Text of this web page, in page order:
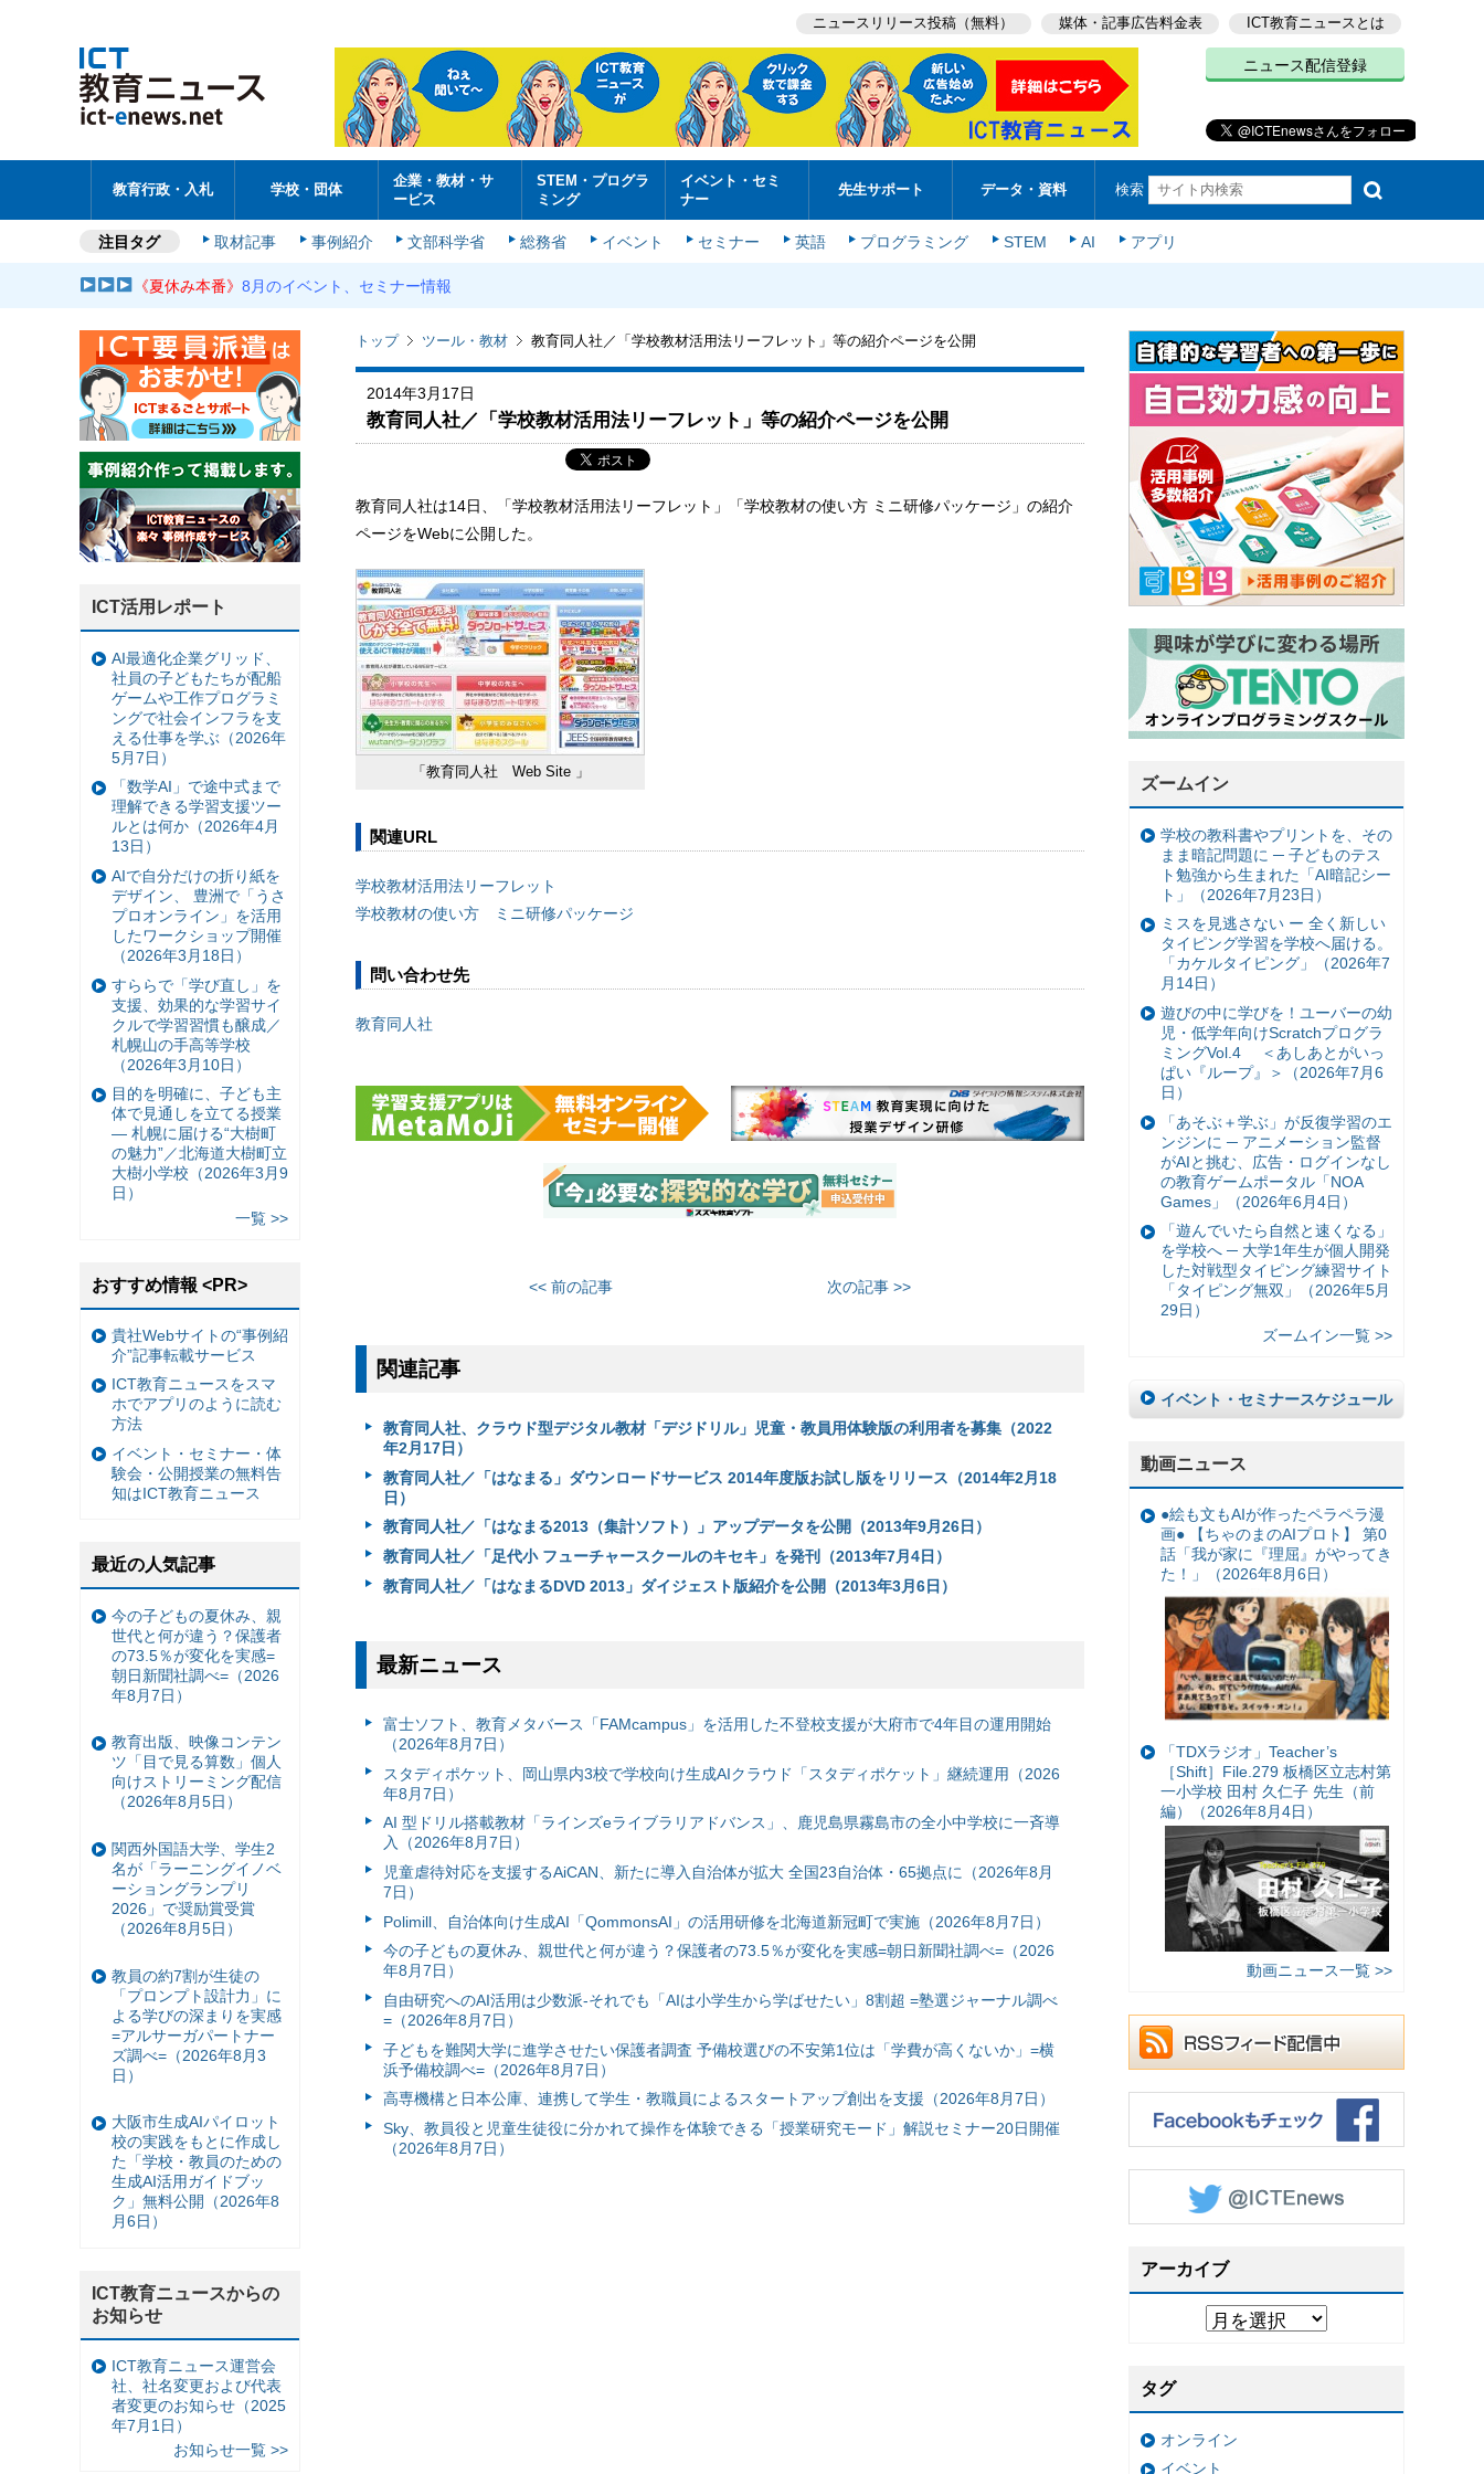
ニュースリリース投稿（無料） 媒体・記事広告料金表 ICT教育ニュースとは
ニュース配信登録
教育行政・入札 学校・団体
企業・教材・サ
ービス
STEM・プログラ
ミング
イベント・セミ
ナー
先生サポート データ・資料 検索
注目タグ 取材記事 事例紹介 文部科学省 総務省 イベント セミナー 英語 プログラミング STEM AI アプリ
《夏休み本番》8月のイベント、セミナー情報
トップ ツール・教材 教育同人社／「学校教材活用法リーフレット」等の紹介ページを公開
2014年3月17日
教育同人社／「学校教材活用法リーフレット」等の紹介ページを公開
教育同人社は14日、「学校教材活用法リーフレット」「学校教材の使い方 ミニ研修パッケージ」の紹介
ページをWebに公開した。
「教育同人社 Web Site 」
関連URL
学校教材活用法リーフレット
学校教材の使い方 ミニ研修パッケージ
問い合わせ先
教育同人社
<< 前の記事 次の記事 >>
関連記事
教育同人社、クラウド型デジタル教材「デジドリル」児童・教員用体験版の利用者を募集（2022
年2月17日）
教育同人社／「はなまる」ダウンロードサービス 2014年度版お試し版をリリース（2014年2月18
日）
教育同人社／「はなまる2013（集計ソフト）」アップデータを公開（2013年9月26日）
教育同人社／「足代小 フューチャースクールのキセキ」を発刊（2013年7月4日）
教育同人社／「はなまるDVD 2013」ダイジェスト版紹介を公開（2013年3月6日）
最新ニュース
富⼠ソフト、教育メタバース「FAMcampus」を活用した不登校支援が大府市で4年目の運用開始
（2026年8月7日）
スタディポケット、岡山県内3校で学校向け生成AIクラウド「スタディポケット」継続運用（2026
年8月7日）
AI 型ドリル搭載教材「ラインズeライブラリアドバンス」、鹿児島県霧島市の全小中学校に一斉導
入（2026年8月7日）
児童虐待対応を支援するAiCAN、新たに導入自治体が拡大 全国23自治体・65拠点に（2026年8月
7日）
Polimill、自治体向け生成AI「QommonsAI」の活用研修を北海道新冠町で実施（2026年8月7日）
今の子どもの夏休み、親世代と何が違う？保護者の73.5％が変化を実感=朝日新聞社調べ=（2026
年8月7日）
自由研究へのAI活用は少数派-それでも「AIは小学生から学ばせたい」8割超 =塾選ジャーナル調べ
=（2026年8月7日）
子どもを難関大学に進学させたい保護者調査 予備校選びの不安第1位は「学費が高くないか」=横
浜予備校調べ=（2026年8月7日）
高専機構と日本公庫、連携して学生・教職員によるスタートアップ創出を支援（2026年8月7日）
Sky、教員役と児童生徒役に分かれて操作を体験できる「授業研究モード」解説セミナー20日開催
（2026年8月7日）
ズームイン
学校の教科書やプリントを、その
まま暗記問題に ─ 子どものテス
ト勉強から生まれた「AI暗記シー
ト」（2026年7月23日）
ミスを見逃さない ー 全く新しい
タイピング学習を学校へ届ける。
「カケルタイピング」（2026年7
月14日）
遊びの中に学びを！ユーバーの幼
児・低学年向けScratchプログラ
ミングVol.4 ＜あしあとがいっ
ぱい『ループ』＞（2026年7月6
日）
「あそぶ＋学ぶ」が反復学習のエ
ンジンに ─ アニメーション監督
がAIと挑む、広告・ログインなし
の教育ゲームポータル「NOA
Games」（2026年6月4日）
「遊んでいたら自然と速くなる」
を学校へ ─ 大学1年生が個人開発
した対戦型タイピング練習サイト
「タイピング無双」（2026年5月
29日）
ズームイン一覧 >>
イベント・セミナースケジュール
動画ニュース
●絵も文もAIが作ったペラペラ漫
画● 【ちゃのまのAIプロト】 第0
話「我が家に『理屈』がやってき
た！」（2026年8月6日）
「TDXラジオ」Teacher’s
［Shift］File.279 板橋区立志村第
一小学校 田村 久仁子 先生（前
編）（2026年8月4日）
動画ニュース一覧 >>
アーカイブ
タグ
オンライン
イベント
ICT活用レポート
AI最適化企業グリッド、
社員の子どもたちが配船
ゲームや工作プログラミ
ングで社会インフラを支
える仕事を学ぶ（2026年
5月7日）
「数学AI」で途中式まで
理解できる学習支援ツー
ルとは何か（2026年4月
13日）
AIで自分だけの折り紙を
デザイン、 豊洲で「うさ
プロオンライン」を活用
したワークショップ開催
（2026年3月18日）
すららで「学び直し」を
支援、効果的な学習サイ
クルで学習習慣も醸成／
札幌山の手高等学校
（2026年3月10日）
目的を明確に、子ども主
体で見通しを立てる授業
— 札幌に届ける“大樹町
の魅力”／北海道大樹町立
大樹小学校（2026年3月9
日）
一覧 >>
おすすめ情報 <PR>
貴社Webサイトの“事例紹
介”記事転載サービス
ICT教育ニュースをスマ
ホでアプリのように読む
方法
イベント・セミナー・体
験会・公開授業の無料告
知はICT教育ニュース
最近の人気記事
今の子どもの夏休み、親
世代と何が違う？保護者
の73.5％が変化を実感=
朝日新聞社調べ=（2026
年8月7日）
教育出版、映像コンテン
ツ「目で見る算数」個人
向けストリーミング配信
（2026年8月5日）
関西外国語大学、学生2
名が「ラーニングイノベ
ーショングランプリ
2026」で奨励賞受賞
（2026年8月5日）
教員の約7割が生徒の
「プロンプト設計力」に
よる学びの深まりを実感
=アルサーガパートナー
ズ調べ=（2026年8月3
日）
大阪市生成AIパイロット
校の実践をもとに作成し
た「学校・教員のための
生成AI活用ガイドブッ
ク」無料公開（2026年8
月6日）
ICT教育ニュースからの
お知らせ
ICT教育ニュース運営会
社、社名変更および代表
者変更のお知らせ（2025
年7月1日）
お知らせ一覧 >>